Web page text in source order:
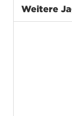
Weitere